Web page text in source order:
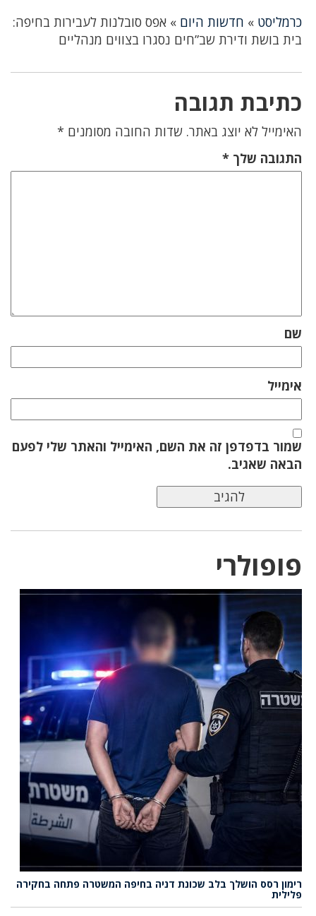
כרמליסט » חדשות היום » אפס סובלנות לעבירות בחיפה:
בית בושת ודירת שב”חים נסגרו בצווים מנהליים
כתיבת תגובה
האימייל לא יוצג באתר. שדות החובה מסומנים *
התגובה שלך *
שם
אימייל
שמור בדפדפן זה את השם, האימייל והאתר שלי לפעם
הבאה שאגיב.
פופולרי
רימון רסס הושלך בלב שכונת דניה בחיפה המשטרה פתחה בחקירה
פלילית